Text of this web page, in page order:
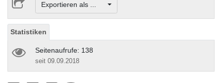
Exportieren als ...
Statistiken
Seitenaufrufe: 138
seit 09.09.2018